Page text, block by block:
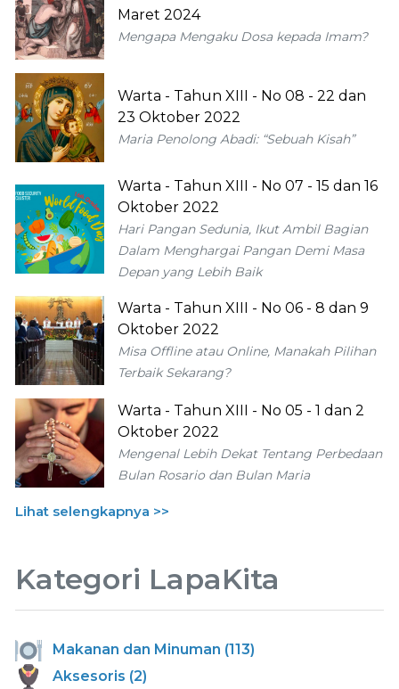
Maret 2024
Mengapa Mengaku Dosa kepada Imam?
Warta - Tahun XIII - No 08 - 22 dan
23 Oktober 2022
Maria Penolong Abadi: “Sebuah Kisah”
Warta - Tahun XIII - No 07 - 15 dan 16
Oktober 2022
Hari Pangan Sedunia, Ikut Ambil Bagian
Dalam Menghargai Pangan Demi Masa
Depan yang Lebih Baik
Warta - Tahun XIII - No 06 - 8 dan 9
Oktober 2022
Misa Offline atau Online, Manakah Pilihan
Terbaik Sekarang?
Warta - Tahun XIII - No 05 - 1 dan 2
Oktober 2022
Mengenal Lebih Dekat Tentang Perbedaan
Bulan Rosario dan Bulan Maria
Lihat selengkapnya >>
Kategori LapaKita
Makanan dan Minuman (113)
Aksesoris (2)